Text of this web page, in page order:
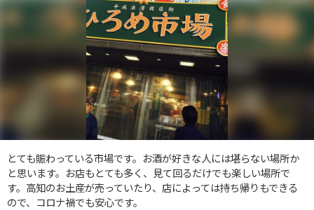
とても賑わっている市場です。お酒が好きな人には堪らない場所か
と思います。お店もとても多く、見て回るだけでも楽しい場所で
す。高知のお土産が売っていたり、店によっては持ち帰りもできる
ので、コロナ禍でも安心です。